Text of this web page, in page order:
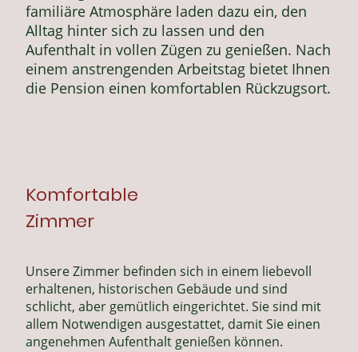
familiäre Atmosphäre laden dazu ein, den
Alltag hinter sich zu lassen und den
Aufenthalt in vollen Zügen zu genießen. Nach
einem anstrengenden Arbeitstag bietet Ihnen
die Pension einen komfortablen Rückzugsort.
Komfortable
Zimmer
Unsere Zimmer befinden sich in einem liebevoll
erhaltenen, historischen Gebäude und sind
schlicht, aber gemütlich eingerichtet. Sie sind mit
allem Notwendigen ausgestattet, damit Sie einen
angenehmen Aufenthalt genießen können.